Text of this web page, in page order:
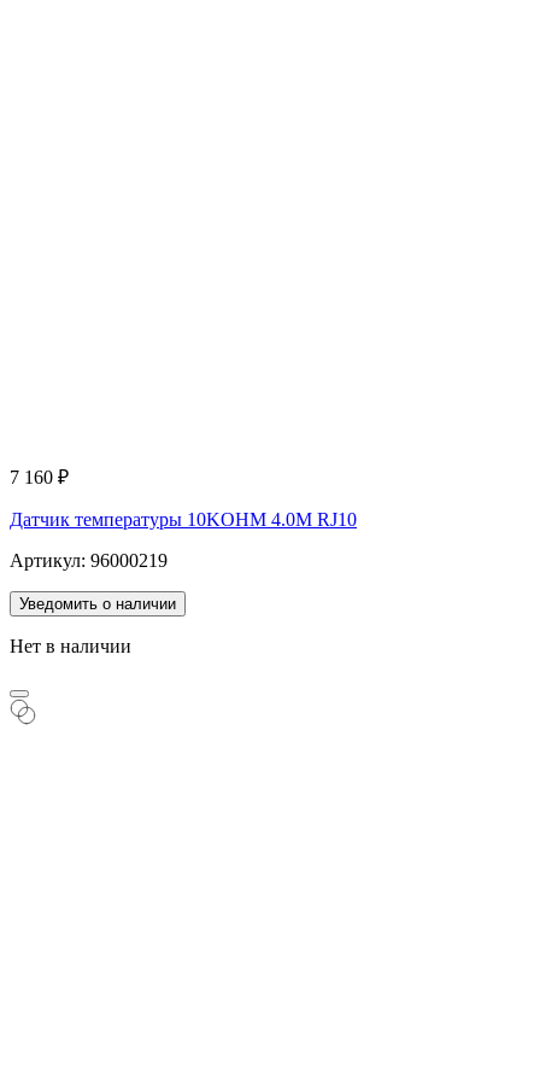
7 160 ₽
Датчик температуры 10KOHM 4.0M RJ10
Артикул: 96000219
Уведомить о наличии
Нет в наличии